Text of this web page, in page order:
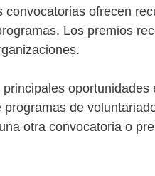
ofrecen
Los premios
de
otra convocatoria o